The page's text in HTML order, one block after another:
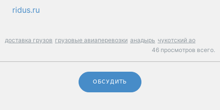
ridus.ru
доставка грузов грузовые авиаперевозки анадырь чукотский ао
46 просмотров всего.
ОБСУДИТЬ